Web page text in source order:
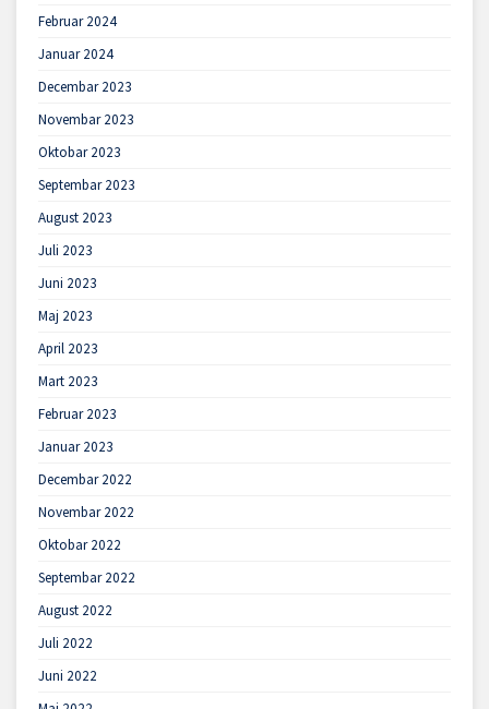
Februar 2024
Januar 2024
Decembar 2023
Novembar 2023
Oktobar 2023
Septembar 2023
August 2023
Juli 2023
Juni 2023
Maj 2023
April 2023
Mart 2023
Februar 2023
Januar 2023
Decembar 2022
Novembar 2022
Oktobar 2022
Septembar 2022
August 2022
Juli 2022
Juni 2022